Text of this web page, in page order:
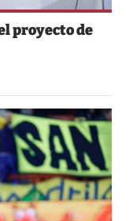
proyecto de